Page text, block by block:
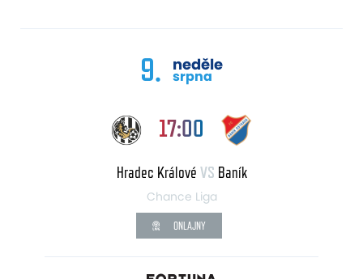
9. neděle
srpna
17:00
Hradec Králové VS Baník
Chance Liga
ONLAJNY